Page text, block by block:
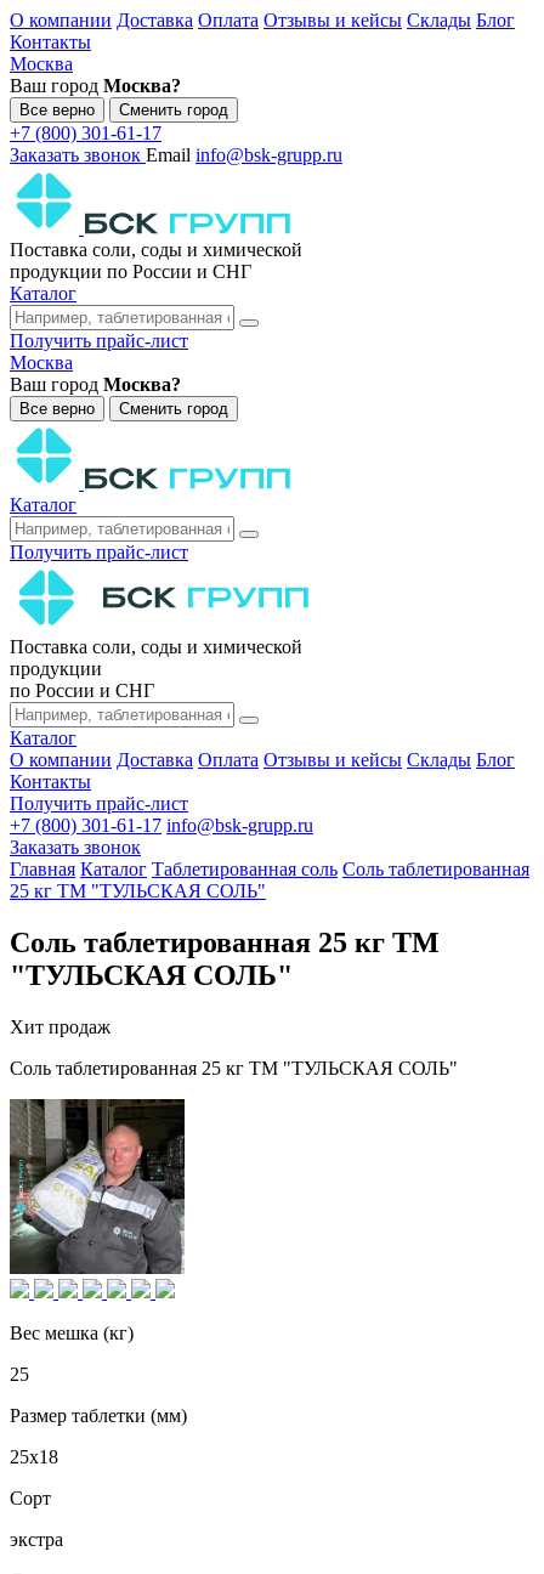
О компании Доставка Оплата Отзывы и кейсы Склады Блог
Контакты
Москва
Ваш город Москва?
Все верно Сменить город
+7 (800) 301-61-17
Заказать звонок Email info@bsk-grupp.ru
Поставка соли, соды и химической
продукции по России и СНГ
Каталог
Получить прайс-лист
Москва
Ваш город Москва?
Все верно Сменить город
Каталог
Получить прайс-лист
Поставка соли, соды и химической
продукции
по России и СНГ
Каталог
О компании Доставка Оплата Отзывы и кейсы Склады Блог
Контакты
Получить прайс-лист
+7 (800) 301-61-17 info@bsk-grupp.ru
Заказать звонок
Главная Каталог Таблетированная соль Соль таблетированная
25 кг ТМ "ТУЛЬСКАЯ СОЛЬ"
Соль таблетированная 25 кг ТМ
"ТУЛЬСКАЯ СОЛЬ"
Хит продаж
Соль таблетированная 25 кг ТМ "ТУЛЬСКАЯ СОЛЬ"
Вес мешка (кг)
25
Размер таблетки (мм)
25х18
Сорт
экстра